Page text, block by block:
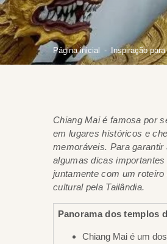
Página inicial Inspiração
Chiang Mai é famosa por
em lugares históricos e
memoráveis. Para
algumas dicas
juntamente com um
cultural pela Tailândia.
Panorama dos templos
Chiang Mai é um